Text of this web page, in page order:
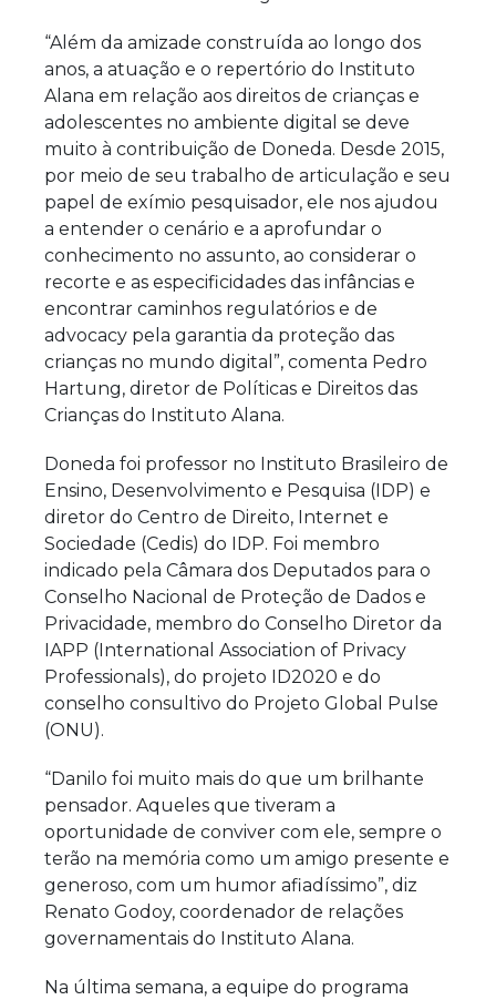
“Além da amizade construída ao longo dos
anos, a atuação e o repertório do Instituto
Alana em relação aos direitos de crianças e
adolescentes no ambiente digital se deve
muito à contribuição de Doneda. Desde 2015,
por meio de seu trabalho de articulação e seu
papel de exímio pesquisador, ele nos ajudou
a entender o cenário e a aprofundar o
conhecimento no assunto, ao considerar o
recorte e as especificidades das infâncias e
encontrar caminhos regulatórios e de
advocacy pela garantia da proteção das
crianças no mundo digital”, comenta Pedro
Hartung, diretor de Políticas e Direitos das
Crianças do Instituto Alana.
Doneda foi professor no Instituto Brasileiro de
Ensino, Desenvolvimento e Pesquisa (IDP) e
diretor do Centro de Direito, Internet e
Sociedade (Cedis) do IDP. Foi membro
indicado pela Câmara dos Deputados para o
Conselho Nacional de Proteção de Dados e
Privacidade, membro do Conselho Diretor da
IAPP (International Association of Privacy
Professionals), do projeto ID2020 e do
conselho consultivo do Projeto Global Pulse
(ONU).
“Danilo foi muito mais do que um brilhante
pensador. Aqueles que tiveram a
oportunidade de conviver com ele, sempre o
terão na memória como um amigo presente e
generoso, com um humor afiadíssimo”, diz
Renato Godoy, coordenador de relações
governamentais do Instituto Alana.
Na última semana, a equipe do programa